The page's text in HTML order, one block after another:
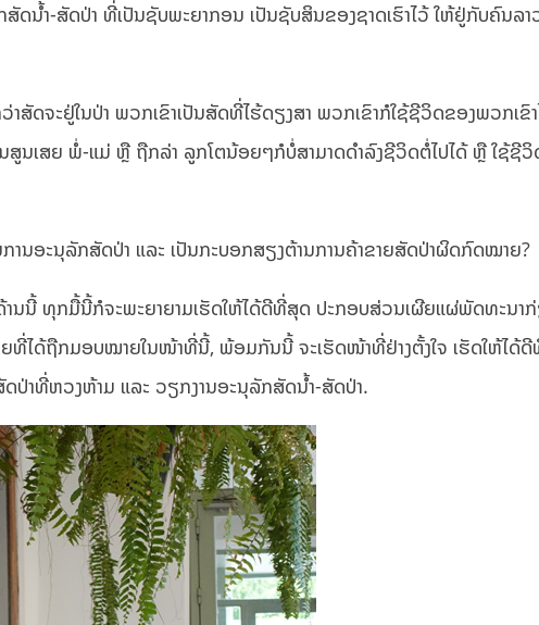
ດນ້ຳ-ສັດປ່າ ທີ່ເປັນຊັບພະຍາກອນ ເປັນຊັບສິນຂອງຊາດເຮົາໄວ້ ໃຫ້ຢູ່ກັບຄົນລ
ສັດຈະຢູ່ໃນປ່າ ພວກເຂົາເປັນສັດທີ່ໄຮ້ດຽງສາ ພວກເຂົາກໍໃຊ້ຊີວິດຂອງພວກເຂົາ
ສູນເສຍ ພໍ່-ແມ່ ຫຼື ຖືກລ່າ ລູກໂຕນ້ອຍໆກໍບໍ່ສາມາດດຳລົງຊີວິດຕໍ່ໄປໄດ້ ຫຼື ໃຊ້ຊີ
ນອະນຸລັກສັດປ່າ ແລະ ເປັນກະບອກສຽງຕ້ານການຄ້າຂາຍສັດປ່າຜິດກົດໝາຍ?
ນີ້ ທຸກມື້ນີ້ກໍຈະພະຍາຍາມເຮັດໃຫ້ໄດ້ດີທີ່ສຸດ ປະກອບສ່ວນເຜີຍແຜ່ພັດທະນາ
ໄດ້ຖືກມອບໝາຍໃນໜ້າທີ່ນີ້, ພ້ອມກັນນີ້ ຈະເຮັດໜ້າທີ່ຢ່າງຕັ້ງໃຈ ເຮັດໃຫ້ໄດ້ດີ
ປ່າທີ່ຫວງຫ້າມ ແລະ ວຽກງານອະນຸລັກສັດນ້ຳ-ສັດປ່າ.